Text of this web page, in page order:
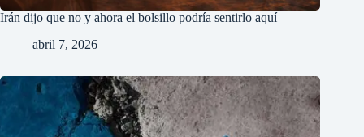
Irán dijo que no y ahora el bolsillo podría sentirlo aquí
abril 7, 2026